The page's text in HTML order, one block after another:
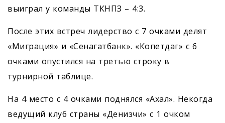
выиграл у команды ТКНПЗ – 4:3.
После этих встреч лидерство с 7 очками делят
«Миграция» и «Сенагатбанк». «Копетдаг» с 6
очками опустился на третью строку в
турнирной таблице.
На 4 место с 4 очками поднялся «Ахал». Некогда
ведущий клуб страны «Денизчи» с 1 очком